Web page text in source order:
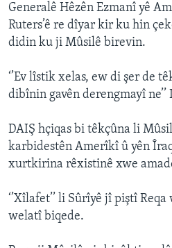
Generalê Hêzên Ezmanî yê
Ruters’ê re dîyar kir ku hin
didin ku ji Mûsilê birevin.
‘’Ev lîstik xelas, ew di şer de
dibînin gavên derengmayî ne’’
DAIŞ hçiqas bi têkçûna li
karbidestên Amerîkî û yên
xurtkirina rêxistinê xwe
‘’Xîlafet’’ li Sûrîyê jî piştî
welatî biqede.